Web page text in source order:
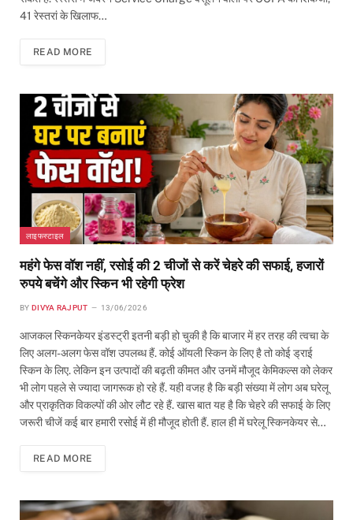
41 रेस्तरां के खिलाफ…
READ MORE
लाइफस्टाइल
महंगे फेस वॉश नहीं, रसोई की 2 चीजों से करें चेहरे की सफाई, हजारों
रुपये बचेंगे और स्किन भी रहेगी फ्रेश
BY DIVYA RAJPUT 13/06/2026
आजकल स्किनकेयर इंडस्ट्री इतनी बड़ी हो चुकी है कि बाजार में हर तरह की त्वचा के
लिए अलग-अलग फेस वॉश उपलब्ध हैं. कोई ऑयली स्किन के लिए है तो कोई ड्राई
स्किन के लिए. लेकिन इन उत्पादों की बढ़ती कीमत और उनमें मौजूद केमिकल्स को लेकर
भी लोग पहले से ज्यादा जागरूक हो रहे हैं. यही वजह है कि बड़ी संख्या में लोग अब घरेलू
और प्राकृतिक विकल्पों की ओर लौट रहे हैं. खास बात यह है कि चेहरे की सफाई के लिए
जरूरी चीजें कई बार हमारी रसोई में ही मौजूद होती हैं. हाल ही में घरेलू स्किनकेयर से…
READ MORE